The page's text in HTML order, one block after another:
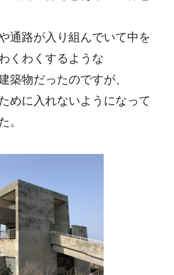
通路が入り組んでいて中を
くわくするような
築物だったのですが、
めに入れないようになって
。